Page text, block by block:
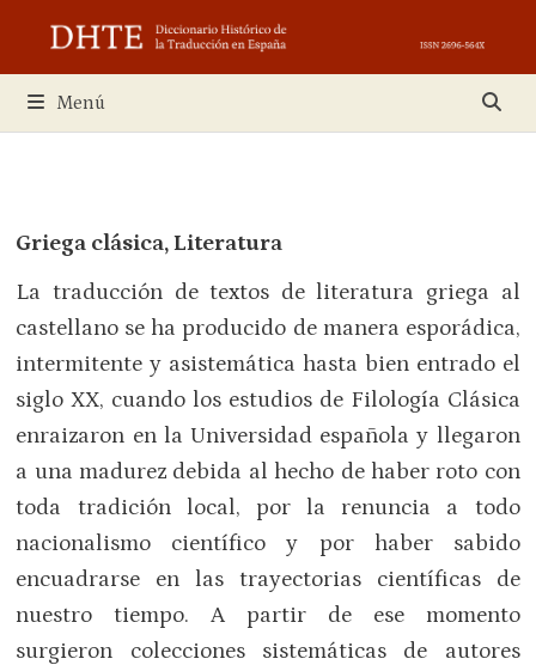
contenido
Menú
Griega clásica, Literatura
La traducción de textos de literatura griega al
castellano se ha producido de manera esporádica,
intermitente y asistemática hasta bien entrado el
siglo XX, cuando los estudios de Filología Clásica
enraizaron en la Universidad española y llegaron
a una madurez debida al hecho de haber roto con
toda tradición local, por la renuncia a todo
nacionalismo científico y por haber sabido
encuadrarse en las trayectorias científicas de
nuestro tiempo. A partir de ese momento
surgieron colecciones sistemáticas de autores